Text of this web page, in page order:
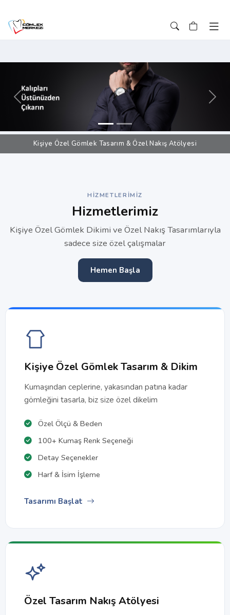
Önceki
Kişiye Özel Gömlek Tasarım & Özel Nakış Atölyesi
HIZMETLERIMIZ
Hizmetlerimiz
Kişiye Özel Gömlek Dikimi ve Özel Nakış Tasarımlarıyla
sadece size özel çalışmalar
Hemen Başla
Kişiye Özel Gömlek Tasarım & Dikim
Kumaşından ceplerine, yakasından patına kadar
gömleğini tasarla, biz size özel dikelim
Özel Ölçü & Beden
100+ Kumaş Renk Seçeneği
Detay Seçenekler
Harf & İsim İşleme
Tasarımı Başlat
Özel Tasarım Nakış Atölyesi